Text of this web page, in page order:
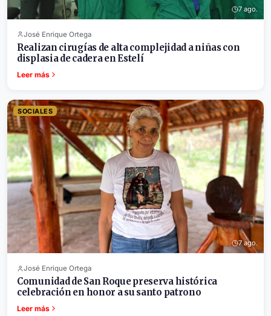
7 ago.
José Enrique Ortega
Realizan cirugías de alta complejidad a niñas con
displasia de cadera en Estelí
Leer más
SOCIALES
7 ago.
José Enrique Ortega
Comunidad de San Roque preserva histórica
celebración en honor a su santo patrono
Leer más